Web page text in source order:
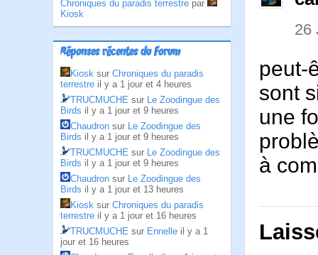
Chroniques du paradis terrestre par
Kiosk
Réponses récentes du Forum
Kiosk sur Chroniques du paradis
terrestre il y a 1 jour et 4 heures
TRUCMUCHE sur Le Zoodingue des
Birds il y a 1 jour et 9 heures
Chaudron sur Le Zoodingue des
Birds il y a 1 jour et 9 heures
TRUCMUCHE sur Le Zoodingue des
Birds il y a 1 jour et 9 heures
Chaudron sur Le Zoodingue des
Birds il y a 1 jour et 13 heures
Kiosk sur Chroniques du paradis
terrestre il y a 1 jour et 16 heures
TRUCMUCHE sur Ennelle il y a 1
jour et 16 heures
26
peut-
sont
une
à